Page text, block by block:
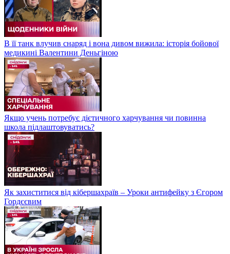
В її танк влучив снаряд і вона дивом вижила: історія бойової
медикині Валентини Деньгіною
Якщо учень потребує дієтичного харчування чи повинна
школа підлаштовуватись?
Як захиститися від кібершахраїв – Уроки антифейку з Єгором
Гордєєвим